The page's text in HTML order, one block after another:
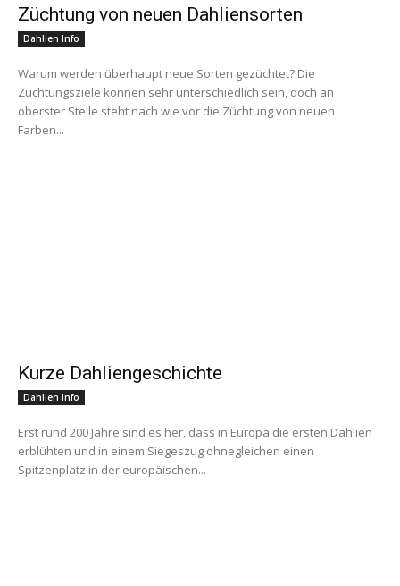
Züchtung von neuen Dahliensorten
Dahlien Info
Warum werden überhaupt neue Sorten gezüchtet? Die
Züchtungsziele können sehr unterschiedlich sein, doch an
oberster Stelle steht nach wie vor die Züchtung von neuen
Farben...
Kurze Dahliengeschichte
Dahlien Info
Erst rund 200 Jahre sind es her, dass in Europa die ersten Dahlien
erblühten und in einem Siegeszug ohnegleichen einen
Spitzenplatz in der europäischen...